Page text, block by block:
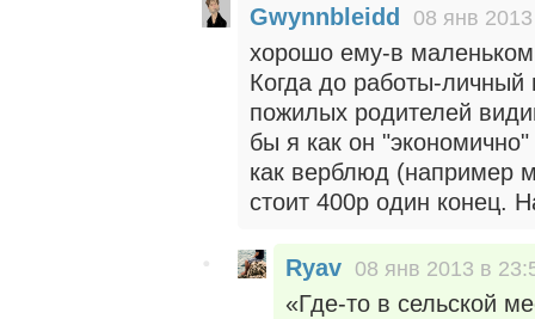
Gwynnbleidd 08 янв
хорошо ему-в
Когда до работы-
пожилых родителей
бы я как он
как верблюд (например
стоит 400р один конец.
Ryav 08 янв 2013 в
«Где-то в сельской